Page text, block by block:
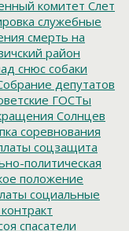
комитет Слет
служебные
смерть на
район
снюс собаки
депутатов
ГОСТы
Солнцев
соревнования
соцзащита
политическая
положение
социальные
спасатели